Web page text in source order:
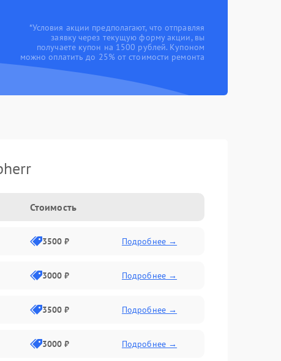
*Условия акции предполагают, что отправляя
заявку через текущую форму акции, вы
получаете купон на 1500 рублей. Купоном
можно оплатить до 25% от стоимости ремонта
Стоимость
3500 ₽ Подробнее →
3000 ₽ Подробнее →
3500 ₽ Подробнее →
3000 ₽ Подробнее →